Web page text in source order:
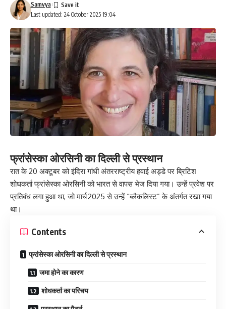
Last updated: 24 October 2025 19:04
Samvya
फ्रांसेस्का ओरसिनी का दिल्ली से प्रस्थान
रात के 20 अक्टूबर को इंदिरा गांधी अंतरराष्ट्रीय हवाई अड्डे पर ब्रिटिश
शोधकर्ता फ्रांसेस्का ओरसिनी को भारत से वापस भेज दिया गया। उन्हें प्रवेश पर
प्रतिबंध लगा हुआ था, जो मार्च 2025 से उन्हें “ब्लैकलिस्ट” के अंतर्गत रखा गया
था।
Contents
फ्रांसेस्का ओरसिनी का दिल्ली से प्रस्थान
जमा होने का कारण
शोधकर्ता का परिचय